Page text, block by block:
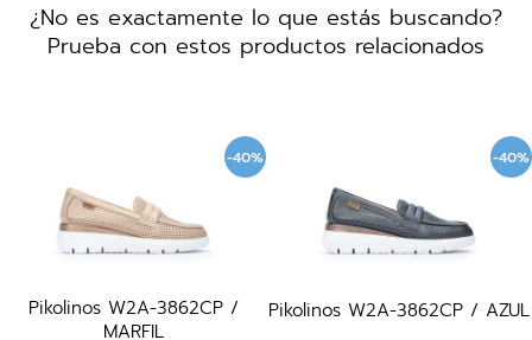
¿No es exactamente lo que estás buscando?
Prueba con estos productos relacionados
/ Pikolinos W2A-3862CP / AZUL Carmela 161233 /